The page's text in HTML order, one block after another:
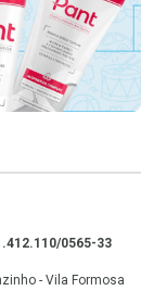
0565-33
- Vila Formosa